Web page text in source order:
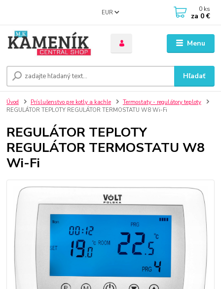
Menu
EUR
Hľadať
0 ks
za 0 €
Úvod Príslušenstvo pre kotly a kachle
Termostaty - regulátory teploty
REGULÁTOR TEPLOTY REGULÁTOR TERMOSTATU W8 Wi-Fi
REGULÁTOR TEPLOTY
REGULÁTOR TERMOSTATU W8
Wi-Fi